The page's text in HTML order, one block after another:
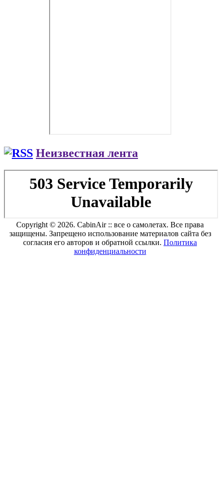
Неизвестная лента
Copyright © 2026. CabinAir :: все о самолетах. Все права
защищены. Запрещено использование материалов сайта без
согласия его авторов и обратной ссылки. Политика
конфиденциальности